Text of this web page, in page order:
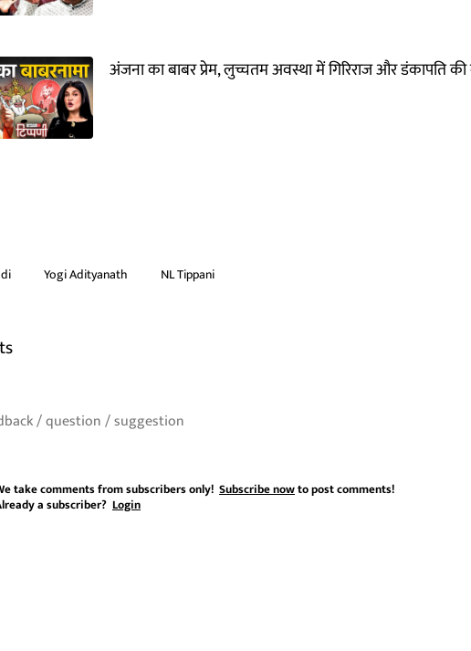
अंजना का बाबर प्रेम, लुच्चतम अवस्था में गिरिराज और डंकापति की
Yogi Adityanath NL Tippani
take comments from subscribers only! Subscribe nowto post comments!
a subscriber? Login